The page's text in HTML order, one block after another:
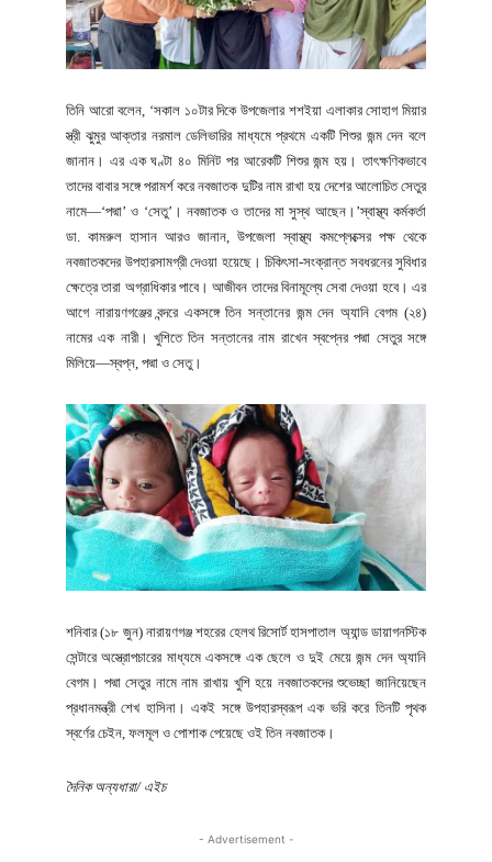
তিনি আরো বলেন, ‘সকাল ১০টার দিকে উপজেলার শশইয়া এলাকার সোহাগ মিয়ার
স্ত্রী ঝুমুর আক্তার নরমাল ডেলিভারির মাধ্যমে প্রথমে একটি শিশুর জন্ম দেন বলে
জানান। এর এক ঘণ্টা ৪০ মিনিট পর আরেকটি শিশুর জন্ম হয়। তাৎক্ষণিকভাবে
তাদের বাবার সঙ্গে পরামর্শ করে নবজাতক দুটির নাম রাখা হয় দেশের আলোচিত সেতুর
নামে—‘পদ্মা’ ও ‘সেতু’। নবজাতক ও তাদের মা সুস্থ আছেন।’স্বাস্থ্য কর্মকর্তা
ডা. কামরুল হাসান আরও জানান, উপজেলা স্বাস্থ্য কমপ্লেক্সের পক্ষ থেকে
নবজাতকদের উপহারসামগ্রী দেওয়া হয়েছে। চিকিৎসা-সংক্রান্ত সবধরনের সুবিধার
ক্ষেত্রে তারা অগ্রাধিকার পাবে। আজীবন তাদের বিনামূল্যে সেবা দেওয়া হবে। এর
আগে নারায়ণগঞ্জের বন্দরে একসঙ্গে তিন সন্তানের জন্ম দেন অ্যানি বেগম (২৪)
নামের এক নারী। খুশিতে তিন সন্তানের নাম রাখেন স্বপ্নের পদ্মা সেতুর সঙ্গে
মিলিয়ে—স্বপ্ন, পদ্মা ও সেতু।
শনিবার (১৮ জুন) নারায়ণগঞ্জ শহরের হেলথ রিসোর্ট হাসপাতাল অ্যান্ড ডায়াগনস্টিক
সেন্টারে অস্ত্রোপচারের মাধ্যমে একসঙ্গে এক ছেলে ও দুই মেয়ে জন্ম দেন অ্যানি
বেগম। পদ্মা সেতুর নামে নাম রাখায় খুশি হয়ে নবজাতকদের শুভেচ্ছা জানিয়েছেন
প্রধানমন্ত্রী শেখ হাসিনা। একই সঙ্গে উপহারস্বরূপ এক ভরি করে তিনটি পৃথক
স্বর্ণের চেইন, ফলমূল ও পোশাক পেয়েছে ওই তিন নবজাতক।
দৈনিক অন্যধারা/ এইচ
- Advertisement -